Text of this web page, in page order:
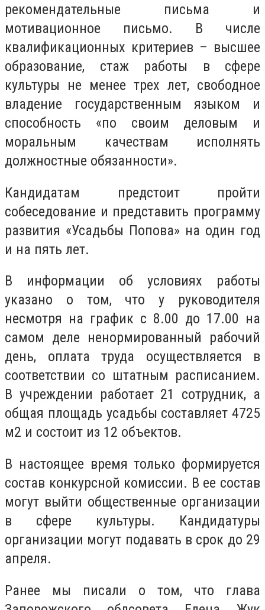
рекомендательные письма и
мотивационное письмо. В числе
квалификационных критериев – высшее
образование, стаж работы в сфере
культуры не менее трех лет, свободное
владение государственным языком и
способность «по своим деловым и
моральным качествам исполнять
должностные обязанности».
Кандидатам предстоит пройти
собеседование и представить программу
развития «Усадьбы Попова» на один год
и на пять лет.
В информации об условиях работы
указано о том, что у руководителя
несмотря на график с 8.00 до 17.00 на
самом деле ненормированный рабочий
день, оплата труда осуществляется в
соответствии со штатным расписанием.
В учреждении работает 21 сотрудник, а
общая площадь усадьбы составляет 4725
м2 и состоит из 12 объектов.
В настоящее время только формируется
состав конкурсной комиссии. В ее состав
могут выйти общественные организации
в сфере культуры. Кандидатуры
организации могут подавать в срок до 29
апреля.
Ранее мы писали о том, что глава